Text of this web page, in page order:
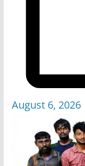
August 6, 2026